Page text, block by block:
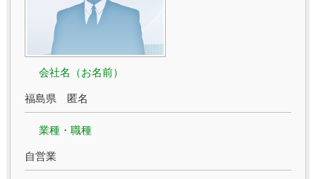
会社名（お名前）
福島県 匿名
業種・職種
自営業